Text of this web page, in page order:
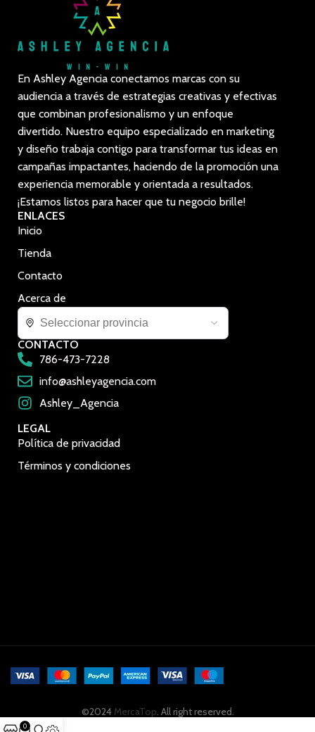
En Ashley Agencia conectamos marcas con su
audiencia a través de estrategias creativas y efectivas
que combinan profesionalismo y un enfoque
divertido. Nuestro equipo especializado en marketing
y diseño trabaja contigo para transformar tus ideas en
campañas impactantes, haciendo de la promoción una
experiencia memorable y orientada a resultados.
¡Estamos listos para hacer que tu negocio brille!
ENLACES
Inicio
Tienda
Contacto
Acerca de
CONTACTO
786-473-7228
info@ashleyagencia.com
Ashley_Agencia
LEGAL
Política de privacidad
Términos y condiciones
©2024MercaTop. All right reserved.
0